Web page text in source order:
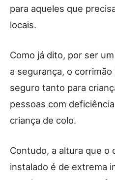
para aqueles que
locais.
Como já dito, por ser
a segurança, o
seguro tanto para
pessoas com
criança de colo.
Contudo, a altura que o
instalado é de extrema